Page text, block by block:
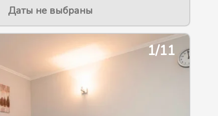
Даты не выбраны
2/13 1/11